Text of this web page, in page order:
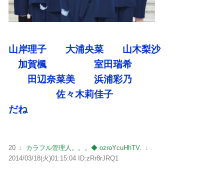
山岸理子 大浦央菜 山木梨沙
加賀楓 室田瑞希
田辺奈菜美 浜浦彩乃
佐々木莉佳子
だね
20 ： カラフル管理人。。。◆ ozroYcuHhTV.
：
2014/03/18(火)01:15:04 ID:zRr8rJRQ1